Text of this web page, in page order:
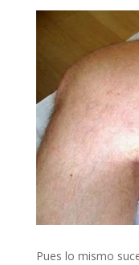
Pues lo mismo